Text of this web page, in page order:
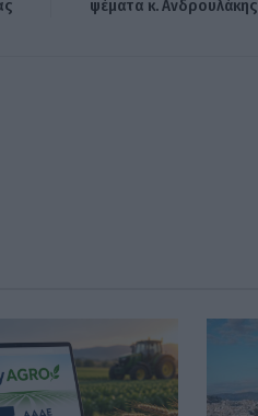
ψέματα κ. Ανδρουλάκης